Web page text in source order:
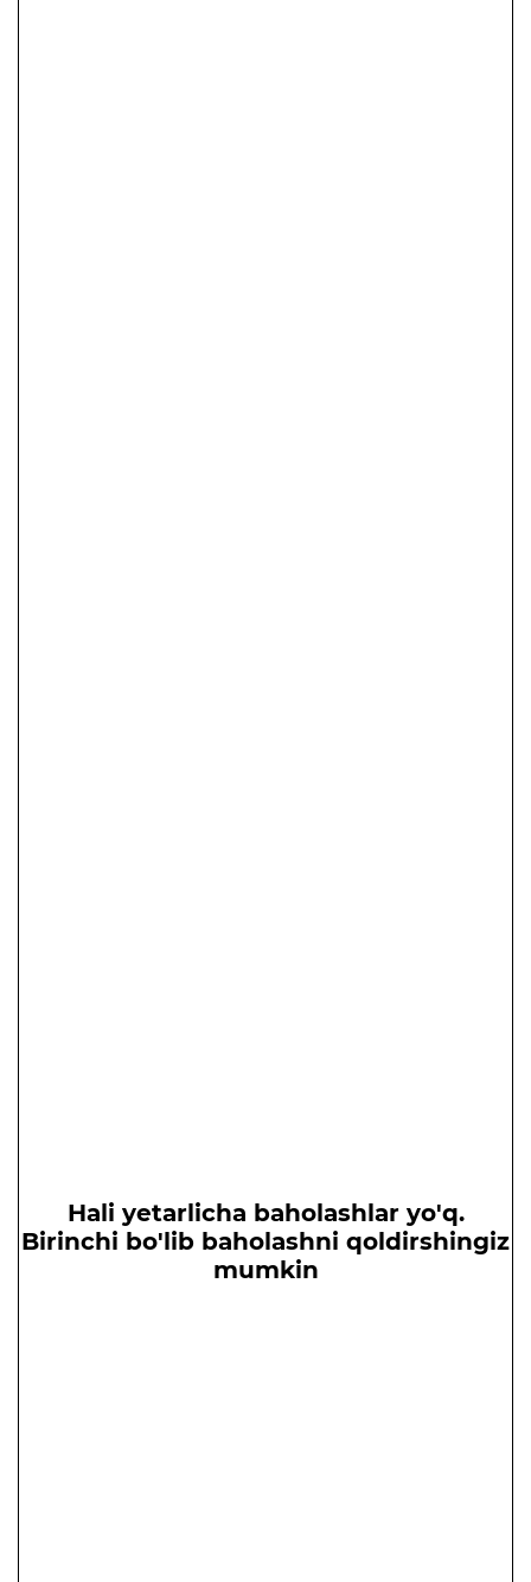
Hali yetarlicha baholashlar yo'q.
Birinchi bo'lib baholashni qoldirshingiz
mumkin